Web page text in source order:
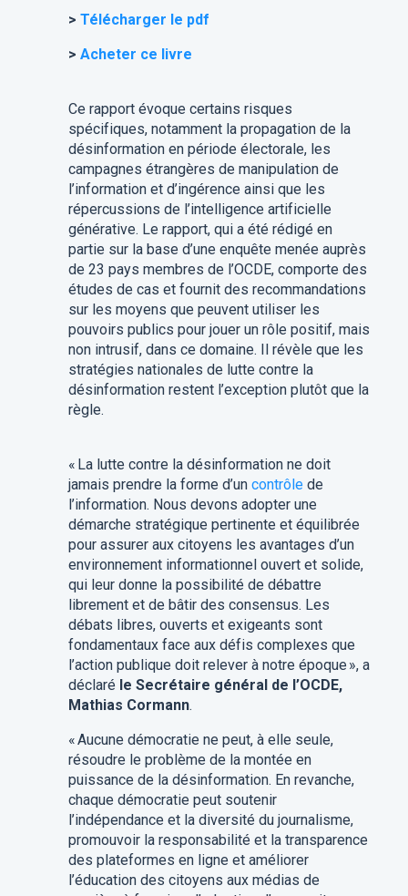
> Télécharger le pdf
> Acheter ce livre
Ce rapport évoque certains risques
spécifiques, notamment la propagation de la
désinformation en période électorale, les
campagnes étrangères de manipulation de
l’information et d’ingérence ainsi que les
répercussions de l’intelligence artificielle
générative. Le rapport, qui a été rédigé en
partie sur la base d’une enquête menée auprès
de 23 pays membres de l’OCDE, comporte des
études de cas et fournit des recommandations
sur les moyens que peuvent utiliser les
pouvoirs publics pour jouer un rôle positif, mais
non intrusif, dans ce domaine. Il révèle que les
stratégies nationales de lutte contre la
désinformation restent l’exception plutôt que la
règle.
« La lutte contre la désinformation ne doit
jamais prendre la forme d’un contrôlede
l’information. Nous devons adopter une
démarche stratégique pertinente et équilibrée
pour assurer aux citoyens les avantages d’un
environnement informationnel ouvert et solide,
qui leur donne la possibilité de débattre
librement et de bâtir des consensus. Les
débats libres, ouverts et exigeants sont
fondamentaux face aux défis complexes que
l’action publique doit relever à notre époque », a
déclaré le Secrétaire général de l’OCDE,
Mathias Cormann.
« Aucune démocratie ne peut, à elle seule,
résoudre le problème de la montée en
puissance de la désinformation. En revanche,
chaque démocratie peut soutenir
l’indépendance et la diversité du journalisme,
promouvoir la responsabilité et la transparence
des plateformes en ligne et améliorer
l’éducation des citoyens aux médias de